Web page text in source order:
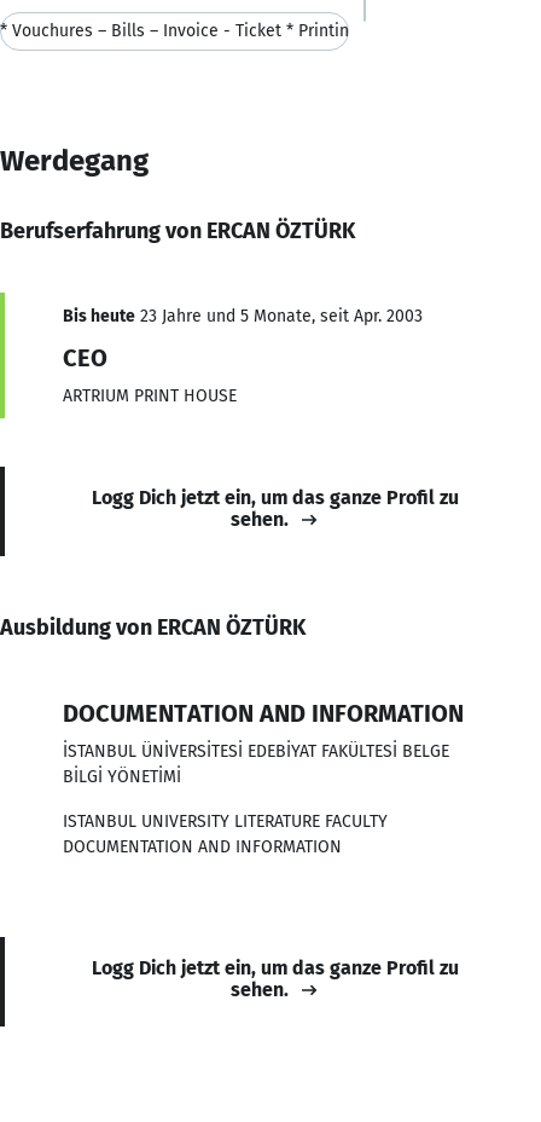
* Vouchures – Bills – Invoice - Ticket * Printin
Werdegang
Berufserfahrung von ERCAN ÖZTÜRK
Bis heute 23 Jahre und 5 Monate, seit Apr. 2003
CEO
ARTRIUM PRINT HOUSE
Logg Dich jetzt ein, um das ganze Profil zu
sehen.
Ausbildung von ERCAN ÖZTÜRK
DOCUMENTATION AND INFORMATION
İSTANBUL ÜNİVERSİTESİ EDEBİYAT FAKÜLTESİ BELGE
BİLGİ YÖNETİMİ
ISTANBUL UNIVERSITY LITERATURE FACULTY
DOCUMENTATION AND INFORMATION
Logg Dich jetzt ein, um das ganze Profil zu
sehen.